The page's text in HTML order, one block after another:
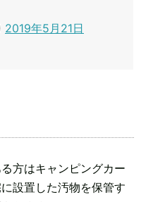
2019年5月21日
方はキャンピングカー
設置した汚物を保管す